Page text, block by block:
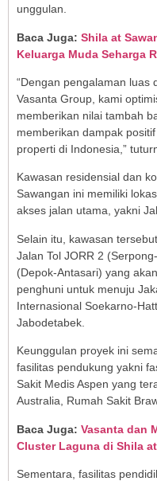
unggulan.
Baca Juga: Shila at
Keluarga Muda Seharga
“Dengan pengalaman luas
Vasanta Group, kami
memberikan nilai tambah
memberikan dampak
properti di Indonesia,”
Kawasan residensial dan
Sawangan ini memiliki
akses jalan utama, yakni
Selain itu, kawasan
Jalan Tol JORR 2
(Depok-Antasari) yang
penghuni untuk menuju
Internasional Soekarno-
Jabodetabek.
Keunggulan proyek ini
fasilitas pendukung yakni
Sakit Medis Aspen yang
Australia, Rumah Sakit
Baca Juga: Vasanta dan
Cluster Laguna di Shila
Sementara, fasilitas